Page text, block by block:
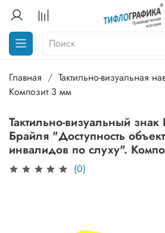
Главная Тактильно-визуальная
Композит 3 мм
Тактильно-визуальный
Брайля "Доступность
инвалидов по слуху".
(0)